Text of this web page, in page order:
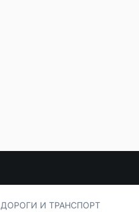
ДОРОГИ И ТРАНСПОРТ